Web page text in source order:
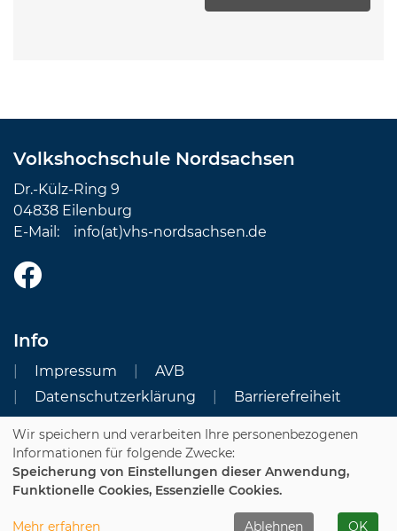
Volkshochschule Nordsachsen
Dr.-Külz-Ring 9
04838 Eilenburg
E-Mail: info(at)vhs-nordsachsen.de
Info
Impressum
AVB
Datenschutzerklärung
Barrierefreiheit
Cookie Einstellungen
Dozenten-Login
Wir speichern und verarbeiten Ihre personenbezogenen
Informationen für folgende Zwecke:
Speicherung von Einstellungen dieser Anwendung,
Funktionelle Cookies, Essenzielle Cookies.
Mehr erfahren Ablehnen OK